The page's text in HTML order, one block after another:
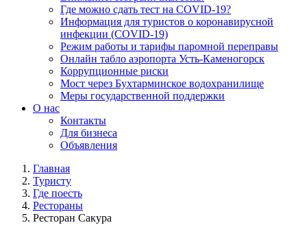
Где можно сдать тест на COVID-19?
Информация для туристов о коронавирусной
инфекции (COVID-19)
Режим работы и тарифы паромной переправы
Онлайн табло аэропорта Усть-Каменогорск
Коррупционные риски
Мост через Бухтарминское водохранилище
Меры государственной поддержки
О нас
Контакты
Для бизнеса
Объявления
Главная
Туристу
Где поесть
Рестораны
Ресторан Сакура